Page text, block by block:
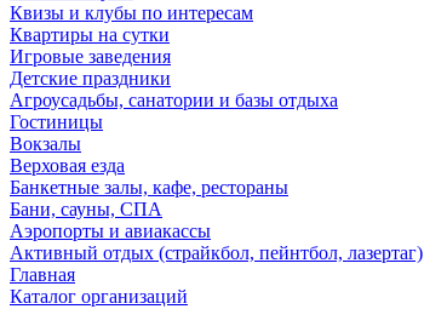
Квизы и клубы по интересам
Квартиры на сутки
Игровые заведения
Детские праздники
Агроусадьбы, санатории и базы отдыха
Гостиницы
Вокзалы
Верховая езда
Банкетные залы, кафе, рестораны
Бани, сауны, СПА
Аэропорты и авиакассы
Активный отдых (страйкбол, пейнтбол, лазертаг)
Главная
Каталог организаций